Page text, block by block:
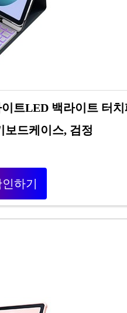
이트LED 백라이트 터
보드케이스, 검정
하기